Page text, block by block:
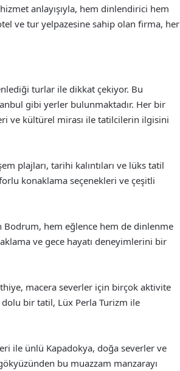
anlayışıyla, hem dinlendirici hem
ve tur yelpazesine sahip olan firma, her
turlar ile dikkat çekiyor. Bu
gibi yerler bulunmaktadır. Her bir
ve kültürel mirası ile tatilcilerin ilgisini
plajları, tarihi kalıntıları ve lüks tatil
konaklama seçenekleri ve çeşitli
hem eğlence hem de dinlenme
ve gece hayatı deneyimlerini bir
macera severler için birçok aktivite
bir tatil, Lüx Perla Turizm ile
ile ünlü Kapadokya, doğa severler ve
bu muazzam manzarayı